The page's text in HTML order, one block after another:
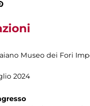
Museo dei Fori
2024